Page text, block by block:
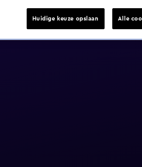
Huidige keuze opslaan Alle